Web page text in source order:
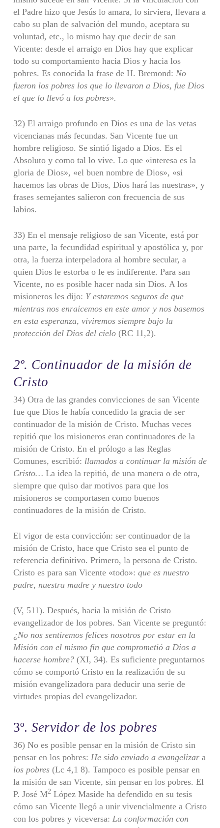
el Padre hizo que Jesús lo amara, lo sirviera, llevara a
cabo su plan de salvación del mundo, aceptara su
voluntad, etc., lo mismo hay que decir de san
Vicente: desde el arraigo en Dios hay que explicar
todo su comportamiento hacia Dios y hacia los
pobres. Es conocida la frase de H. Bremond: No
fueron los pobres los que lo llevaron a Dios, fue Dios
el que lo llevó a los pobres».
32) El arraigo profundo en Dios es una de las vetas
vicencianas más fecun­das. San Vicente fue un
hombre religioso. Se sintió ligado a Dios. Es el
Absoluto y como tal lo vive. Lo que «interesa es la
gloria de Dios», «el buen nombre de Dios», «si
hacemos las obras de Dios, Dios hará las nuestras», y
frases semejantes salieron con frecuencia de sus
labios.
33) En el mensaje religioso de san Vicente, está por
una parte, la fecundi­dad espiritual y apostólica y, por
otra, la fuerza interpeladora al hombre secular, a
quien Dios le estorba o le es indiferente. Para san
Vicente, no es posible hacer nada sin Dios. A los
misioneros les dijo: Y estaremos seguros de que
mientras nos enraicemos en este amor y nos basemos
en esta esperanza, viviremos siempre bajo la
protección del Dios del cielo (RC 11,2).
2º. Continuador de la misión de
Cristo
34) Otra de las grandes convicciones de san Vicente
fue que Dios le había concedido la gracia de ser
continuador de la misión de Cristo. Muchas veces
repi­tió que los misioneros eran continuadores de la
misión de Cristo. En el prólogo a las Reglas
Comunes, escribió: llamados a continuar la misión de
Cristo… La idea la repitió, de una manera o de otra,
siempre que quiso dar motivos para que los
misioneros se comportasen como buenos
continuadores de la misión de Cristo.
El vigor de esta convicción: ser continuador de la
misión de Cristo, hace que Cristo sea el punto de
referencia definitivo. Primero, la persona de Cristo.
Cris­to es para san Vicente «todo»: que es nuestro
padre, nuestra madre y nuestro todo
(V, 511). Después, hacia la misión de Cristo
evangelizador de los pobres. San Vicente se preguntó:
¿No nos sentiremos felices nosotros por estar en la
Misión con el mismo fin que comprometió a Dios a
hacerse hombre? (XI, 34). Es suficiente pre­guntarnos
cómo se comportó Cristo en la realización de su
misión evangelizado­ra para deducir una serie de
virtudes propias del evangelizador.
3º. Servidor de los pobres
36) No es posible pensar en la misión de Cristo sin
pensar en los pobres: He sido enviado a evangelizar a
los pobres (Lc 4,1 8). Tampoco es posible pensar en
la misión de san Vicente, sin pensar en los pobres. El
P. José M2López Maside ha defendido en su tesis
cómo san Vicente llegó a unir vivencialmente a Cristo
con los pobres y viceversa: La conformación con